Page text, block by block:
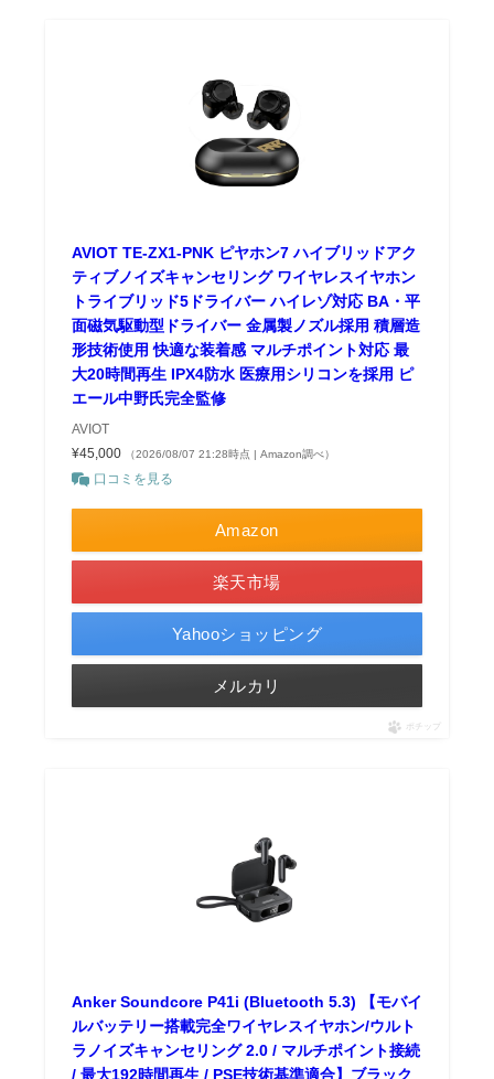
AVIOT TE-ZX1-PNK ピヤホン7 ハイブリッドアク
ティブノイズキャンセリング ワイヤレスイヤホン
トライブリッド5ドライバー ハイレゾ対応 BA・平
面磁気駆動型ドライバー 金属製ノズル採用 積層造
形技術使用 快適な装着感 マルチポイント対応 最
大20時間再生 IPX4防水 医療用シリコンを採用 ピ
エール中野氏完全監修
AVIOT
¥45,000
（2026/08/07 21:28時点 | Amazon調べ）
口コミを見る
Amazon
楽天市場
Yahooショッピング
メルカリ
ポチップ
Anker Soundcore P41i (Bluetooth 5.3) 【モバイ
ルバッテリー搭載完全ワイヤレスイヤホン/ウルト
ラノイズキャンセリング 2.0 / マルチポイント接続
/ 最大192時間再生 / PSE技術基準適合】ブラック